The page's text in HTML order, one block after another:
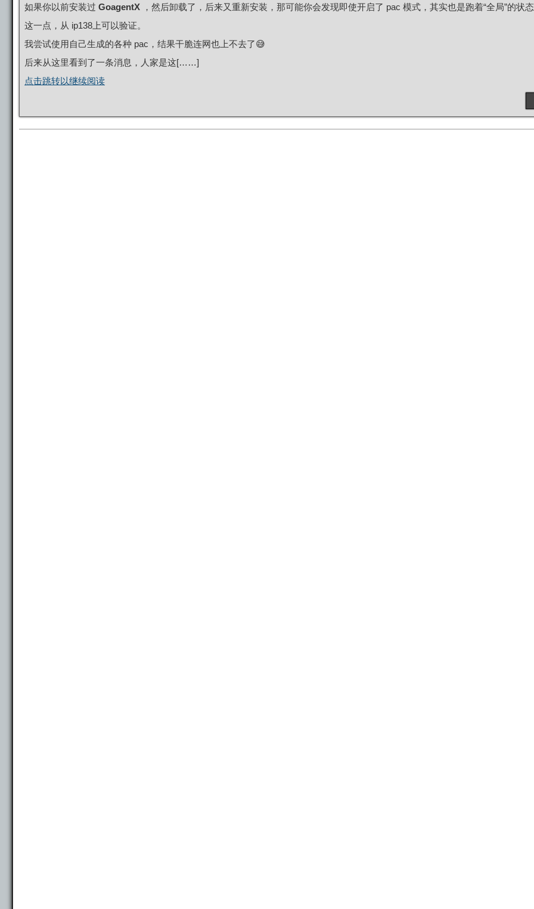
如果你以前安装过 GoagentX ，然后卸载了，后来又重新安装，那可能你会发现即使开启了 pac 模式，其实也是跑着“全局”的状
这一点，从 ip138上可以验证。
我尝试使用自己生成的各种 pac，结果干脆连网也上不去了😅
后来从这里看到了一条消息，人家是这[……]
点击跳转以继续阅读